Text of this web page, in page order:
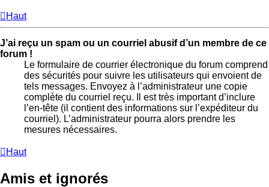
Haut
J’ai reçu un spam ou un courriel abusif d’un membre de ce
forum !
Le formulaire de courrier électronique du forum comprend
des sécurités pour suivre les utilisateurs qui envoient de
tels messages. Envoyez à l’administrateur une copie
complète du courriel reçu. Il est très important d’inclure
l’en-tête (il contient des informations sur l’expéditeur du
courriel). L’administrateur pourra alors prendre les
mesures nécessaires.
Haut
Amis et ignorés